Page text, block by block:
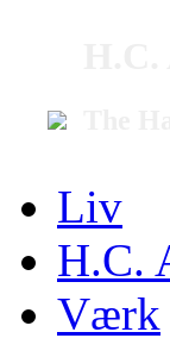
Liv
H.C.
Værk